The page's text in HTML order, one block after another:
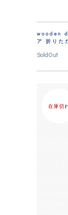
wooden
ア 折りた
SoldOut
在庫切